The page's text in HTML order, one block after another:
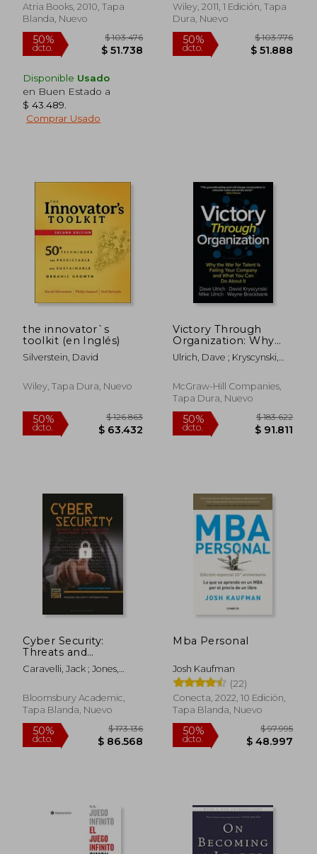
Rápido
Atria Books, 2010, Tapa
Blanda, Nuevo
50%
dcto.
Disponible Usado
en Buen Estado a
$ 43.489
Comprar Usado
Wiley, 2011, 1 Edición, Tapa
Dura, Nuevo
50%
dcto.
the innovator`s
toolkit (en Inglés)
Silverstein, David
Wiley, Tapa Dura, Nuevo
Victory Through
Organization: Why
the War for Talent is
Failing Your Company
About It (en Inglés)
Ulrich, Dave ; Kryscynski,
McGraw-Hill Companies,
Tapa Dura, Nuevo
Cyber Security:
Threats and
Responses for
Government and
Caravelli, Jack ; Jones,
Bloomsbury Academic,
Tapa Blanda, Nuevo
Mba Personal
Josh Kaufman
(22)
Conecta, 2022, 10 Edición,
Tapa Blanda, Nuevo